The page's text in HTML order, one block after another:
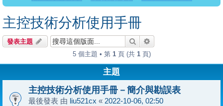
主控技術分析使用手冊
發表主題 搜尋
5 個主題 • 第 1頁 (共 1頁)
主題
主控技術分析使用手冊－簡介與勘誤表
最後發表 由 liu521cx « 2022-10-06, 02:50